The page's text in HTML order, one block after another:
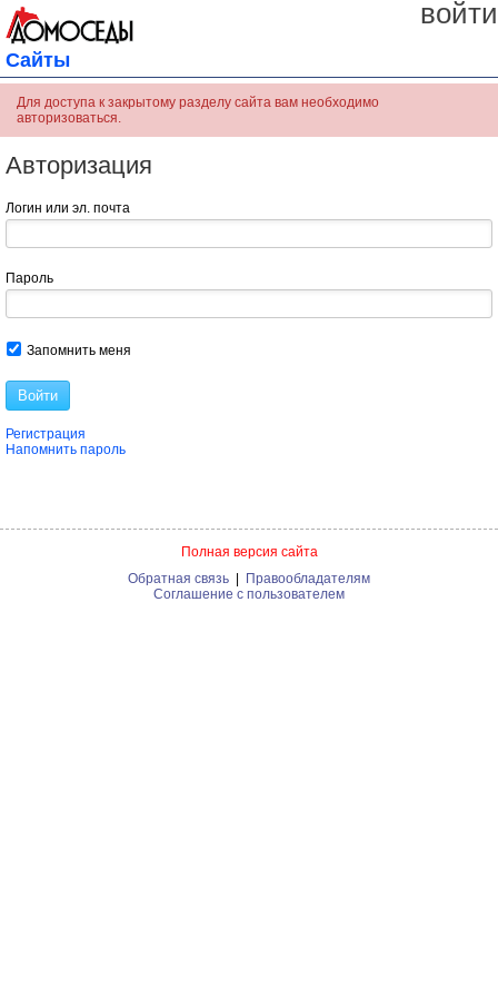
войти
Сайты
Для доступа к закрытому разделу сайта вам необходимо
авторизоваться.
Авторизация
Логин или эл. почта
Пароль
Запомнить меня
Войти
Регистрация
Напомнить пароль
Полная версия сайта
Обратная связь
Правообладателям
Соглашение с пользователем